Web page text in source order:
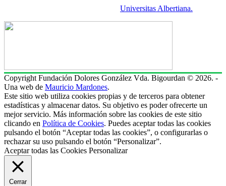
Universitas Albertiana.
Copyright Fundación Dolores González Vda. Bigourdan © 2026. -
Una web de Mauricio Mardones.
Este sitio web utiliza cookies propias y de terceros para obtener
estadísticas y almacenar datos. Su objetivo es poder ofrecerte un
mejor servicio. Más información sobre las cookies de este sitio
clicando en Política de Cookies. Puedes aceptar todas las cookies
pulsando el botón “Aceptar todas las cookies”, o configurarlas o
rechazar su uso pulsando el botón “Personalizar”.
Aceptar todas las Cookies Personalizar
Cerrar